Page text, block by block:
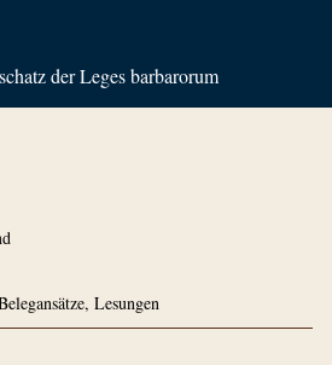
der Leges barbarorum
Lesungen